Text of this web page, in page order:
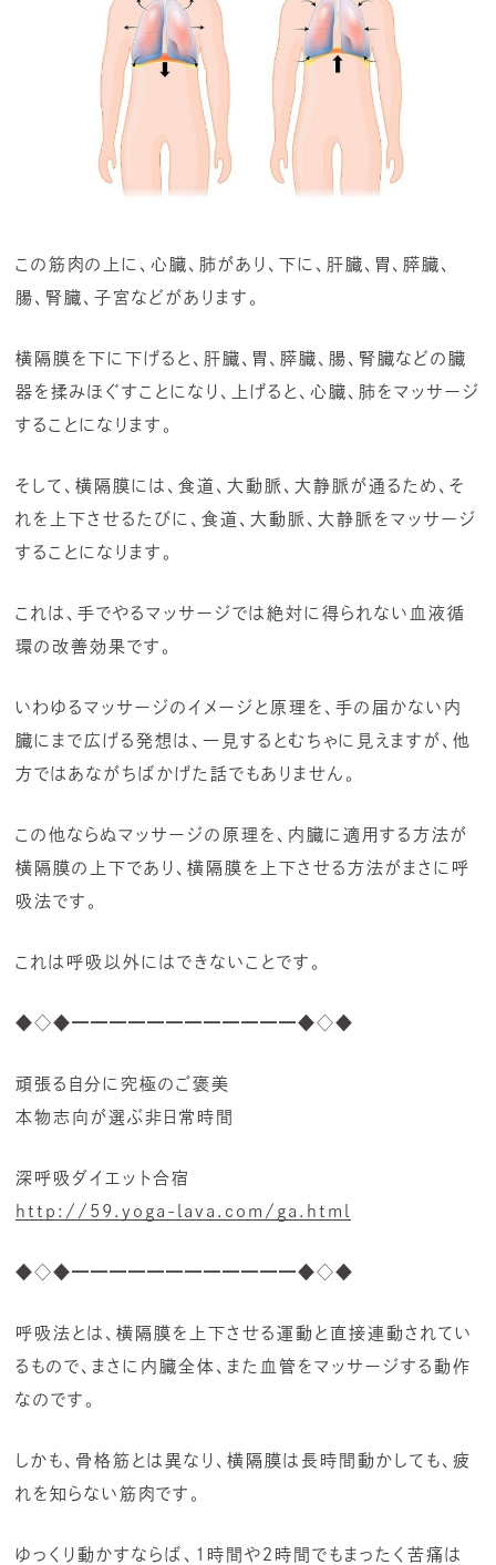
この筋肉の上に、心臓、肺があり、下に、肝臓、胃、膵臓、
腸、腎臓、子宮などがあります。
横隔膜を下に下げると、肝臓、胃、膵臓、腸、腎臓などの臓
器を揉みほぐすことになり、上げると、心臓、肺をマッサージ
することになります。
そして、横隔膜には、食道、大動脈、大静脈が通るため、そ
れを上下させるたびに、食道、大動脈、大静脈をマッサージ
することになります。
これは、手でやるマッサージでは絶対に得られない血液循
環の改善効果です。
いわゆるマッサージのイメージと原理を、手の届かない内
臓にまで広げる発想は、一見するとむちゃに見えますが、他
方ではあながちばかげた話でもありません。
この他ならぬマッサージの原理を、内臓に適用する方法が
横隔膜の上下であり、横隔膜を上下させる方法がまさに呼
吸法です。
これは呼吸以外にはできないことです。
◆◇◆━━━━━━━━━━━━◆◇◆
頑張る自分に究極のご褒美
本物志向が選ぶ非日常時間
深呼吸ダイエット合宿
http://59.yoga-lava.com/ga.html
◆◇◆━━━━━━━━━━━━◆◇◆
呼吸法とは、横隔膜を上下させる運動と直接連動されてい
るもので、まさに内臓全体、また血管をマッサージする動作
なのです。
しかも、骨格筋とは異なり、横隔膜は長時間動かしても、疲
れを知らない筋肉です。
ゆっくり動かすならば、1時間や２時間でもまったく苦痛は